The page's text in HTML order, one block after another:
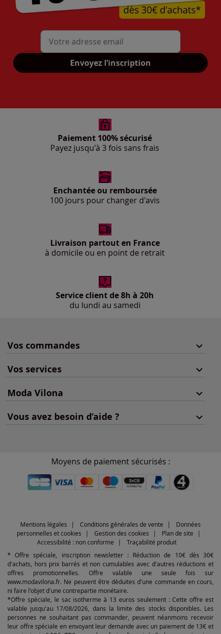
Mon adresse mail
Envoyez l’inscription
Paiement 100% sécurisé
Payez jusqu'à 3 fois sans frais
Enchantée ou remboursée
100 jours pour changer d'avis
Livraison partout en France
à domicile ou en point de retrait
Service client de 8h à 20h
du lundi au samedi
Vos commandes
Vos services
Moda Vilona
Vous avez besoin d’aide ?
Moyens de paiement sécurisés :
Mentions légales Conditions générales de vente
Données
personnelles et cookies
Gestion des cookies
Plan de site
Accessibilité : non conforme
Traçabilité produit
* Offre spéciale, inscription newsletter : Réduction de 10€ dès 30€
d'achats, hors prix barrés et non cumulables avec d'autres réductions et
offres promotionnelles. Offre valable une seule fois sur
www.modavilona.fr. Ne peuvent être déduites d'une commande en cours,
ni faire l'objet d'une contrepartie monétaire.
*Offre spéciale, le sac isotherme à 13 euros seulement : Cette offre est
valable jusqu'au 17/08/2026, dans la limite des stocks disponibles. Les
personnes ne souhaitant pas commander, peuvent néanmoins recevoir
leur offre spéciale en envoyant leur demande avec un paiement de 13€ et